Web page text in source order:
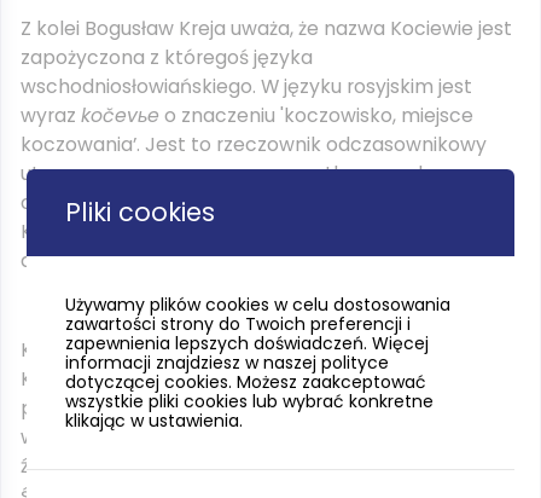
Z kolei Bogusław Kreja uważa, że nazwa Kociewie jest
zapożyczona z któregoś języka
wschodniosłowiańskiego. W języku rosyjskim jest
wyraz kočevьe o znaczeniu 'koczowisko, miejsce
koczowania’. Jest to rzeczownik odczasownikowy
utworzony przy pomocy przyrostka-ьeod
czasownikakočevat, czyli 'koczować’. Nazwa
Koczewie, która występuje u Ceynowy jest zbliżona
do źródłosłowu rosyjskiego.
Kreja przyjął pogląd Kujota o mniejszym obszarze
Kociewia w przeszłości (tj. tereny po Wierzycy,
pomiędzy Nową Cerkwią a wsią Królów Las) i
wyszedłz założenia, że ​​zanim nazwa pojawiła się w
źródłach pisanych, musiała funkcjonować w
Pliki cookies
Używamy plików cookies w celu dostosowania
zawartości strony do Twoich preferencji i
zapewnienia lepszych doświadczeń. Więcej
informacji znajdziesz w naszej polityce
dotyczącej cookies. Możesz zaakceptować
wszystkie pliki cookies lub wybrać konkretne
klikając w ustawienia.